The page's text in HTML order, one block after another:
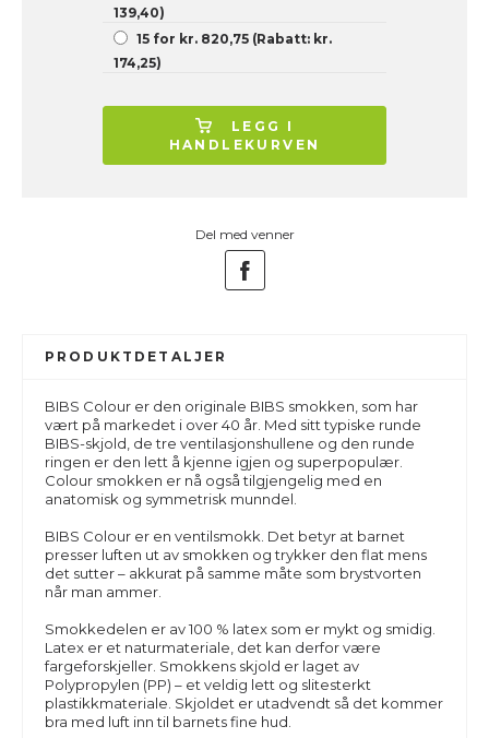
139,40)
15 for kr. 820,75 (Rabatt: kr.
174,25)
LEGG I
HANDLEKURVEN
Del med venner
PRODUKTDETALJER
BIBS Colour er den originale BIBS smokken, som har
vært på markedet i over 40 år. Med sitt typiske runde
BIBS-skjold, de tre ventilasjonshullene og den runde
ringen er den lett å kjenne igjen og superpopulær.
Colour smokken er nå også tilgjengelig med en
anatomisk og symmetrisk munndel.
BIBS Colour er en ventilsmokk. Det betyr at barnet
presser luften ut av smokken og trykker den flat mens
det sutter – akkurat på samme måte som brystvorten
når man ammer.
Smokkedelen er av 100 % latex som er mykt og smidig.
Latex er et naturmateriale, det kan derfor være
fargeforskjeller. Smokkens skjold er laget av
Polypropylen (PP) – et veldig lett og slitesterkt
plastikkmateriale. Skjoldet er utadvendt så det kommer
bra med luft inn til barnets fine hud.